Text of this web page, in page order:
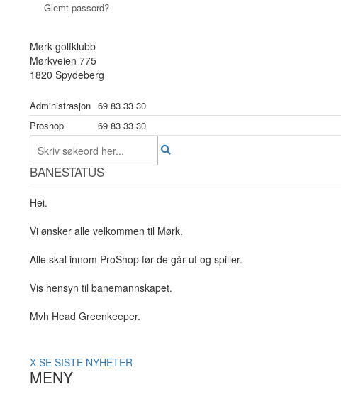
Glemt passord?
Mørk golfklubb
Mørkveien 775
1820 Spydeberg
Administrasjon 69 83 33 30
Proshop
69 83 33 30
BANESTATUS
Hei.
Vi ønsker alle velkommen til Mørk.
Alle skal innom ProShop før de går ut og spiller.
Vis hensyn til banemannskapet.
Mvh Head Greenkeeper.
X SE SISTE NYHETER
MENY